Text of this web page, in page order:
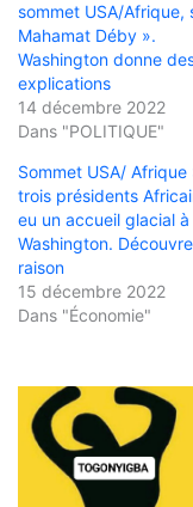
sommet USA/Afrique,
Mahamat Déby ».
Washington donne
explications
14 décembre 2022
Dans "POLITIQUE"
Sommet USA/ Afrique
trois présidents
eu un accueil glacial à
Washington.
raison
15 décembre 2022
Dans "Économie"